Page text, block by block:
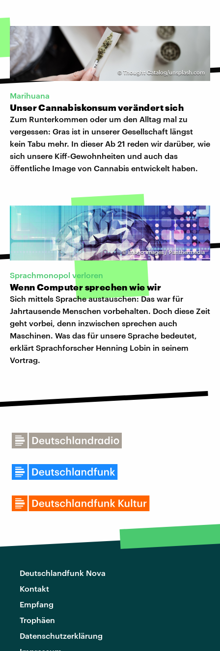
© Thought Catalog/unsplash.com
Marihuana
Unser Cannabiskonsum verändert sich
Zum Runterkommen oder um den Alltag mal zu
vergessen: Gras ist in unserer Gesellschaft längst
kein Tabu mehr. In dieser Ab 21 reden wir darüber, wie
sich unsere Kiff-Gewohnheiten und auch das
öffentliche Image von Cannabis entwickelt haben.
©imago images / Panthermedia
Sprachmonopol verloren
Wenn Computer sprechen wie wir
Sich mittels Sprache austauschen: Das war für
Jahrtausende Menschen vorbehalten. Doch diese Zeit
geht vorbei, denn inzwischen sprechen auch
Maschinen. Was das für unsere Sprache bedeutet,
erklärt Sprachforscher Henning Lobin in seinem
Vortrag.
Deutschlandfunk Nova
Kontakt
Empfang
Trophäen
Datenschutzerklärung